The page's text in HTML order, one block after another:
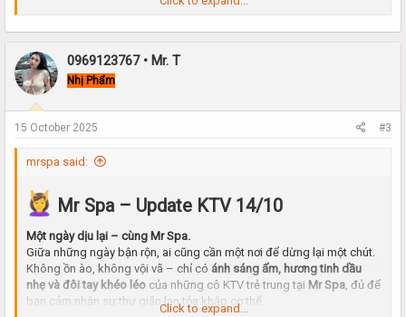
Dàn KTV hôm nay tại Mr Spa:
Tươi tắn – duyên dáng – chuyên nghiệp.
Mỗi người mang một phong thái riêng, luôn biết cách khiến khách
cảm thấy
0969123767 • Mr. T
Nhị Phẩm
15 October 2025 #3
mrspa said:
Mr Spa – Update KTV 14/10
Một ngày dịu lại – cùng Mr Spa.
Giữa những ngày bận rộn, ai cũng cần một nơi để dừng lại một chút.
Không ồn ào, không vội vã – chỉ có ánh sáng ấm, hương tinh dầu
nhẹ và đôi tay khéo léo của những cô KTV trẻ trung tại Mr Spa , đủ để
bạn cảm nhận sự thư giãn lan tỏa khắp cơ thể.
Click to expand...